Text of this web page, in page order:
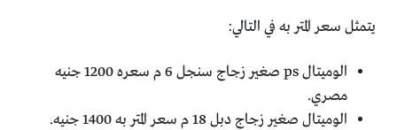
يتمثل سعر المتر به في التالي:
الوميتال ps صغير زجاج سنجل 6 م سعره 1200 جنيه
مصري.
الوميتال صغير زجاج دبل 18 م سعر المتر به 1400 جنيه.